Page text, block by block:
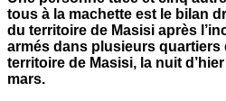
tous à la machette est le bilan
du territoire de Masisi après
armés dans plusieurs quartiers
territoire de Masisi, la nuit
mars.